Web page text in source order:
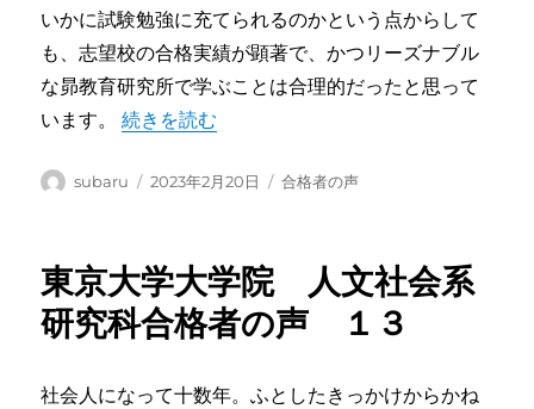
いかに試験勉強に充てられるのかという点からして
も、志望校の合格実績が顕著で、かつリーズナブル
な昴教育研究所で学ぶことは合理的だったと思って
います。“東京大学大学院 人文社会系研究科合格者の
続きを読む
投
subaru
投
2023年2月20日
カ
合格者の声
東京大学大学院 人文社会系
研究科合格者の声 １３
社会人になって十数年。ふとしたきっかけからかね